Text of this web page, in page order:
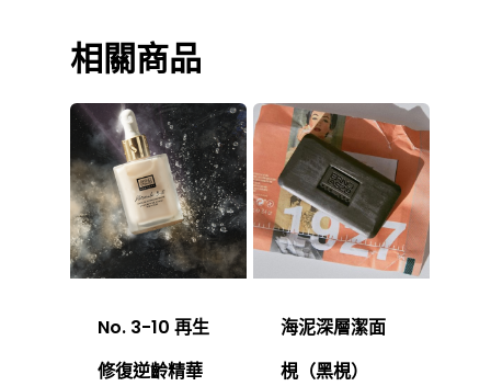
相關商品
No. 3-10 再生
修復逆齡精華
海泥深層潔面
梘（黑梘）